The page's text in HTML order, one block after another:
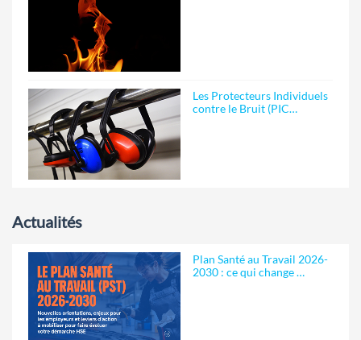
Les Protecteurs Individuels
contre le Bruit (PIC…
Actualités
Plan Santé au Travail 2026-
2030 : ce qui change …